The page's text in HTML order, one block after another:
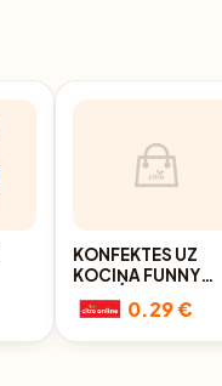
KONFEKTES UZ
KOCIŅA FUNNY
FACES 7G
0.29 €